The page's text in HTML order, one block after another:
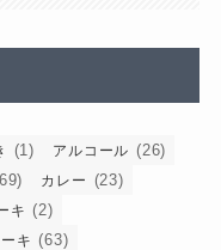
(1) アルコール (26)
カレー (23)
キ (2)
キ (63)